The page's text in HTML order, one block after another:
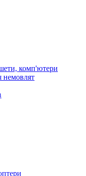
комп'ютери
немовлят